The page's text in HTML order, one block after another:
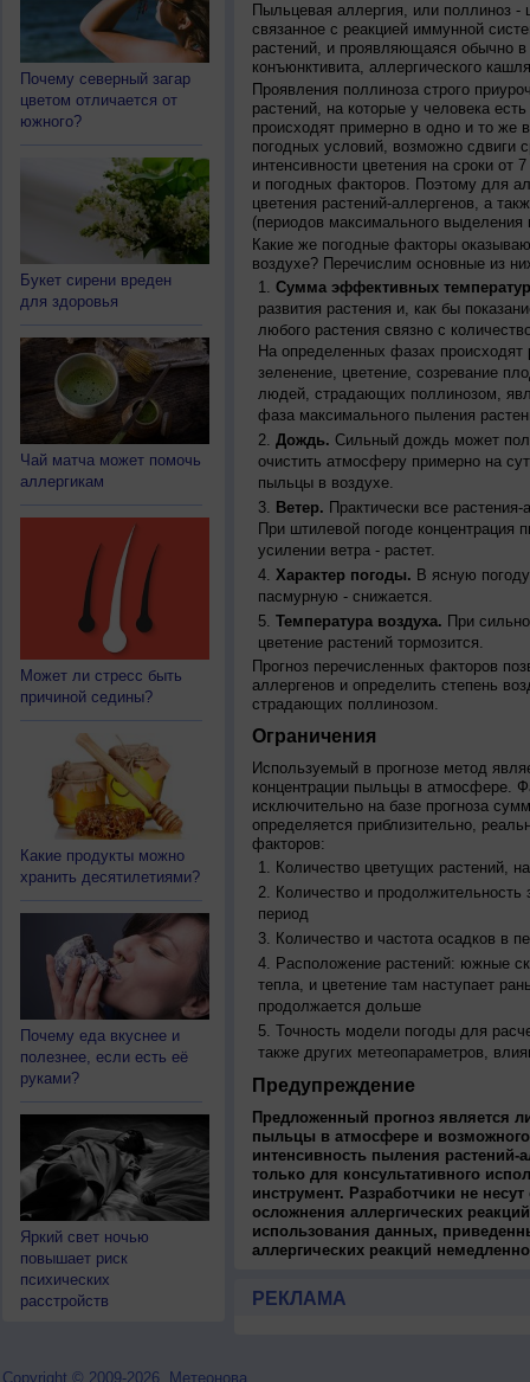
Почему северный загар
цветом отличается от
южного?
Букет сирени вреден
для здоровья
Чай матча может помочь
аллергикам
Может ли стресс быть
причиной седины?
Какие продукты можно
хранить десятилетиями?
Почему еда вкуснее и
полезнее, если есть её
руками?
Яркий свет ночью
повышает риск
психических
расстройств
Пыльцевая аллергия, или поллиноз -
связанное с реакцией иммунной
растений, и проявляющаяся обычно
конъюнктивита, аллергического
Проявления поллиноза строго
растений, на которые у человека
происходят примерно в одно и то же
погодных условий, возможно сдвиги
интенсивности цветения на сроки от
и погодных факторов. Поэтому для
цветения растений-аллергенов, а
(периодов максимального
Какие же погодные факторы
воздухе? Перечислим основные из
Сумма эффективных
развития растения и, как бы
любого растения связно с
На определенных фазах происходят
зеленение, цветение, созревание
людей, страдающих поллинозом,
фаза максимального пыления
Дождь. Сильный дождь может
очистить атмосферу примерно на
пыльцы в воздухе.
Ветер. Практически все
При штилевой погоде
усилении ветра - растет.
Характер погоды. В ясную
пасмурную - снижается.
Температура воздуха. При
цветение растений тормозится.
Прогноз перечисленных факторов
аллергенов и определить степень
страдающих поллинозом.
Ограничения
Используемый в прогнозе метод
концентрации пыльцы в атмосфере.
исключительно на базе прогноза
определяется приблизительно,
факторов:
Количество цветущих растений,
Количество и продолжительность
период
Количество и частота осадков в
Расположение растений: южные
тепла, и цветение там наступает
продолжается дольше
Точность модели погоды для
также других метеопараметров,
Предупреждение
Предложенный прогноз является
пыльцы в атмосфере и
интенсивность пыления растений-
только для консультативного
инструмент. Разработчики не
осложнения аллергических
использования данных,
аллергических реакций
РЕКЛАМА
Copyright © 2009-2026, Метеонова